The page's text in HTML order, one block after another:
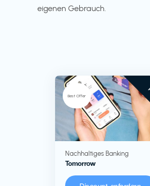
eigenen Gebrauch.
Best Offer
Nachhaltiges Banking
Tomorrow